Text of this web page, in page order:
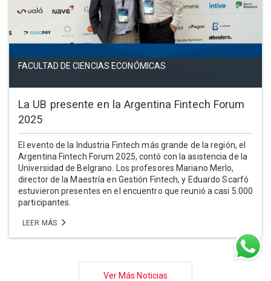
FACULTAD DE CIENCIAS ECONÓMICAS
La UB presente en la Argentina Fintech Forum
2025
El evento de la Industria Fintech más grande de la región, el
Argentina Fintech Forum 2025, contó con la asistencia de la
Universidad de Belgrano. Los profesores Mariano Merlo,
director de la Maestría en Gestión Fintech, y Eduardo Scarfó
estuvieron presentes en el encuentro que reunió a casi 5.000
participantes.
LEER MÁS
Ver Más Noticias